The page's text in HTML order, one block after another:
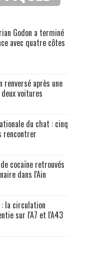
Godon a terminé
avec quatre côtes
renversé après une
voitures
du chat : cinq
rencontrer
cocaïne retrouvés
dans l'Ain
la circulation
sur l'A7 et l'A43